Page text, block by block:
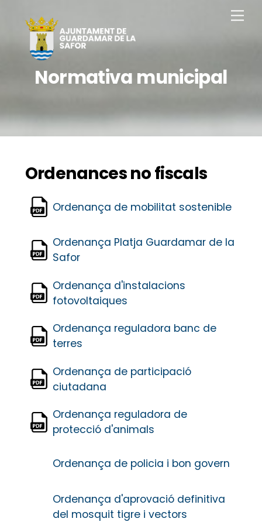
contingut
Normativa municipal
Ordenances no fiscals
Ordenança de mobilitat sostenible
Ordenança Platja Guardamar de la
Safor
Ordenança d'instalacions
fotovoltaiques
Ordenança reguladora banc de
terres
Ordenança de participació
ciutadana
Ordenança reguladora de
protecció d'animals
Ordenança de policia i bon govern
Ordenança d'aprovació definitiva
del mosquit tigre i vectors